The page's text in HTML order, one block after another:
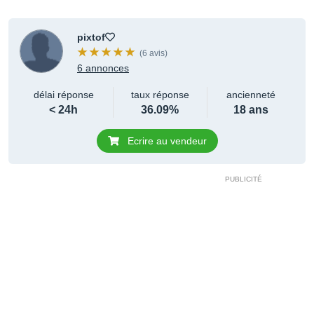
pixtof
(6 avis)
6 annonces
délai réponse
< 24h
taux réponse
36.09%
ancienneté
18 ans
Ecrire au vendeur